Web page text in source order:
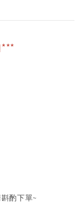
酌下單~